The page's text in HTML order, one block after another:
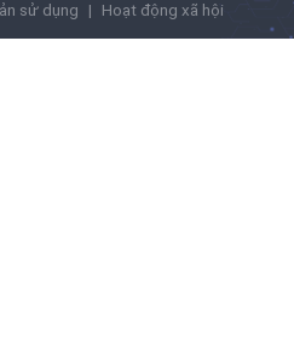
sử dụng | Hoạt động xã hội